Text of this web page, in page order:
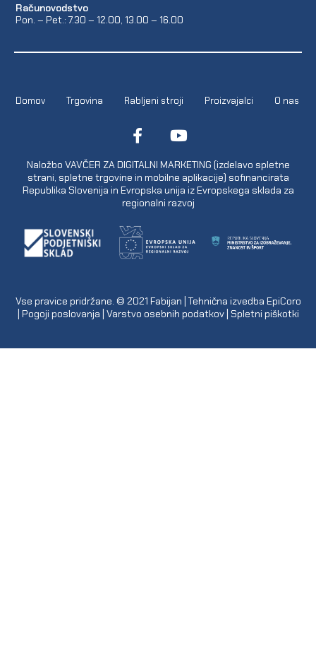
Računovodstvo
Pon. – Pet.: 7.30 – 12.00, 13.00 – 16.00
Domov Trgovina Rabljeni stroji Proizvajalci O nas
Naložbo VAVČER ZA DIGITALNI MARKETING (izdelavo spletne
strani, spletne trgovine in mobilne aplikacije) sofinancirata
Republika Slovenija in Evropska unija iz Evropskega sklada za
regionalni razvoj
Vse pravice pridržane. © 2021 Fabijan | Tehnična izvedba EpiCoro
Pogoji poslovanja Varstvo osebnih podatkov| Spletni piškotki